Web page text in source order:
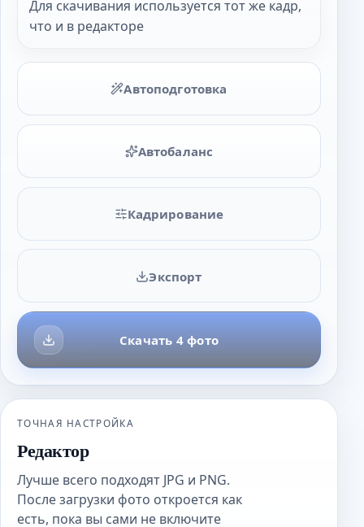
Для скачивания используется тот же кадр,
что и в редакторе
Автоподготовка
Автобаланс
Кадрирование
Скачать 4 фото
Экспорт
ТОЧНАЯ НАСТРОЙКА
Редактор
Лучше всего подходят JPG и PNG.
После загрузки фото откроется как
есть, пока вы сами не включите